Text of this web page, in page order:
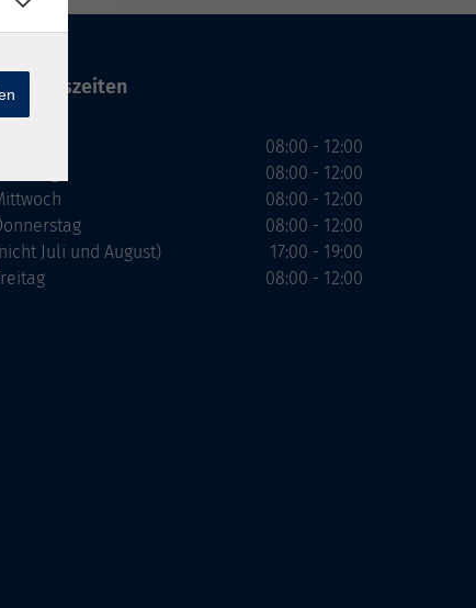
Juli und August)
08:00 - 12:00
08:00 - 12:00
08:00 - 12:00
08:00 - 12:00
17:00 - 19:00
08:00 - 12:00